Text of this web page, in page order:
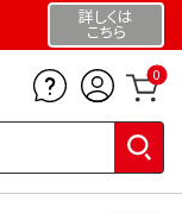
詳しくは
こちら
0